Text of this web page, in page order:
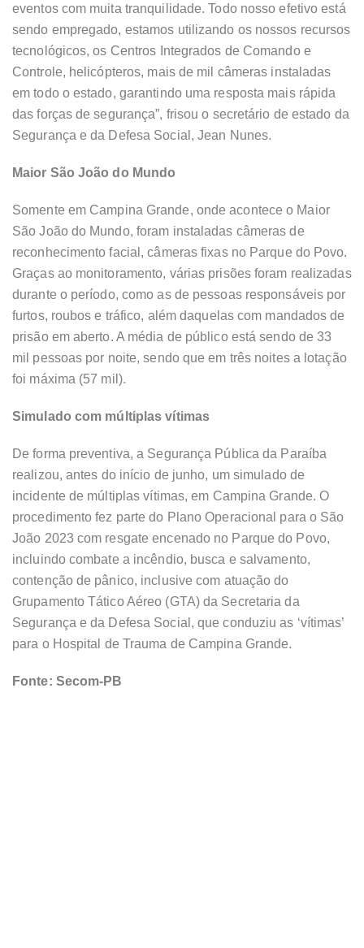
eventos com muita tranquilidade. Todo nosso efetivo está
sendo empregado, estamos utilizando os nossos recursos
tecnológicos, os Centros Integrados de Comando e
Controle, helicópteros, mais de mil câmeras instaladas
em todo o estado, garantindo uma resposta mais rápida
das forças de segurança”, frisou o secretário de estado da
Segurança e da Defesa Social, Jean Nunes.
Maior São João do Mundo
Somente em Campina Grande, onde acontece o Maior
São João do Mundo, foram instaladas câmeras de
reconhecimento facial, câmeras fixas no Parque do Povo.
Graças ao monitoramento, várias prisões foram realizadas
durante o período, como as de pessoas responsáveis por
furtos, roubos e tráfico, além daquelas com mandados de
prisão em aberto. A média de público está sendo de 33
mil pessoas por noite, sendo que em três noites a lotação
foi máxima (57 mil).
Simulado com múltiplas vítimas
De forma preventiva, a Segurança Pública da Paraíba
realizou, antes do início de junho, um simulado de
incidente de múltiplas vítimas, em Campina Grande. O
procedimento fez parte do Plano Operacional para o São
João 2023 com resgate encenado no Parque do Povo,
incluindo combate a incêndio, busca e salvamento,
contenção de pânico, inclusive com atuação do
Grupamento Tático Aéreo (GTA) da Secretaria da
Segurança e da Defesa Social, que conduziu as ‘vítimas’
para o Hospital de Trauma de Campina Grande.
Fonte: Secom-PB